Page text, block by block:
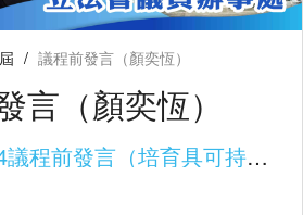
/ 議程前發言（顏奕恆）
言（顏奕恆）
2025.07.14議程前發言（培育具可持續性的經濟增長點）